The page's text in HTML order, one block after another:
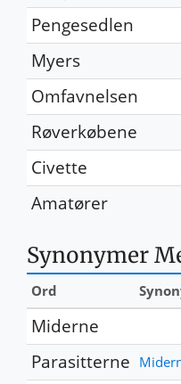
Pengesedlen
Myers
Omfavnelsen
Røverkøbene
Civette
Amatører
Synonymer
Ord
Miderne
Parasitterne